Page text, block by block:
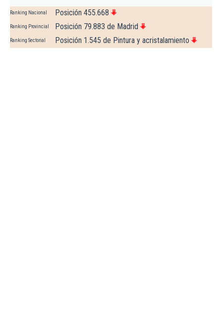
Ranking Nacional Posición 455.668
Ranking Provincial Posición 79.883 de Madrid
Ranking Sectorial Posición 1.545 de Pintura y acristalamiento